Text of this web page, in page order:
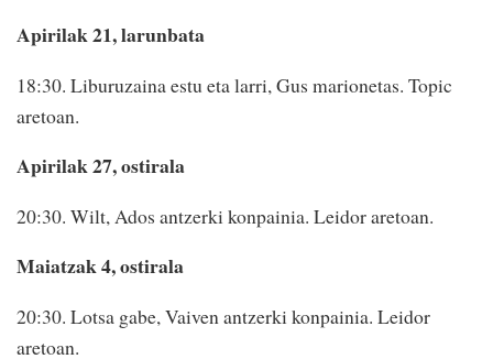
Apirilak 21, larunbata
18:30. Liburuzaina estu eta larri, Gus marionetas. Topic
aretoan.
Apirilak 27, ostirala
20:30. Wilt, Ados antzerki konpainia. Leidor aretoan.
Maiatzak 4, ostirala
20:30. Lotsa gabe, Vaiven antzerki konpainia. Leidor
aretoan.